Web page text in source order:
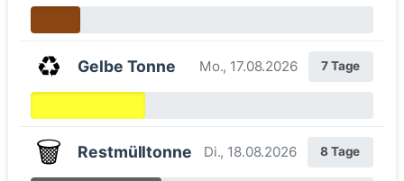
♻️ Gelbe Tonne Mo., 17.08.2026 7 Tage
🗑️ Restmülltonne Di., 18.08.2026 8 Tage